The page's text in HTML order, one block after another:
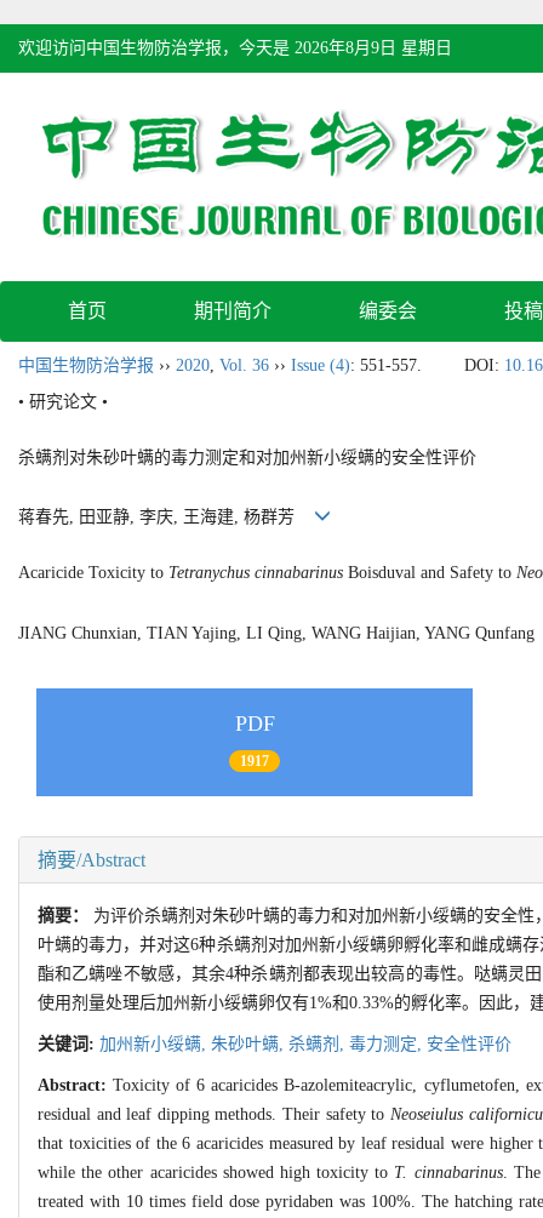
欢迎访问中国生物防治学报，今天是 2026年8月9日 星期日
首页 期刊简介 编委会 投
中国生物防治学报 ›› 2020, Vol. 36 ›› Issue (4): 551-557. DOI:
• 研究论文 •
杀螨剂对朱砂叶螨的毒力测定和对加州新小绥螨的安全性评价
蒋春先, 田亚静, 李庆, 王海建, 杨群芳
Acaricide Toxicity to Tetranychus cinnabarinus Boisduval and Safety to
JIANG Chunxian, TIAN Yajing, LI Qing, WANG Haijian, YANG
PDF
1917
摘要/Abstract
摘要： 为评价杀螨剂对朱砂叶螨的毒力和对加州新小绥螨的安全
叶螨的毒力，并对这6种杀螨剂对加州新小绥螨卵孵化率和雌成螨
酯和乙螨唑不敏感，其余4种杀螨剂都表现出较高的毒性。哒螨灵
使用剂量处理后加州新小绥螨卵仅有1%和0.33%的孵化率。因此
关键词: 加州新小绥螨, 朱砂叶螨, 杀螨剂, 毒力测定, 安全性评价
Abstract:Toxicity of 6 acaricides B-azolemiteacrylic, cyflumetofen,
residual and leaf dipping methods. Their safety to Neoseiulus
that toxicities of the 6 acaricides measured by leaf residual were
while the other acaricides showed high toxicity to T. cinnabarinus.
treated with 10 times field dose pyridaben was 100%. The hatching